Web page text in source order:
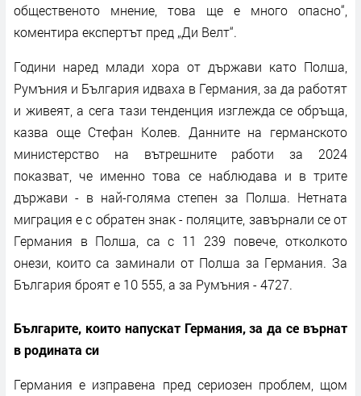
общественото мнение, това ще е много опасно“,
коментира експертът пред „Ди Велт“.
Години наред млади хора от държави като Полша,
Румъния и България идваха в Германия, за да работят
и живеят, а сега тази тенденция изглежда се обръща,
казва още Стефан Колев. Данните на германското
министерство на вътрешните работи за 2024
показват, че именно това се наблюдава и в трите
държави - в най-голяма степен за Полша. Нетната
миграция е с обратен знак - поляците, завърнали се от
Германия в Полша, са с 11 239 повече, отколкото
онези, които са заминали от Полша за Германия. За
България броят е 10 555, а за Румъния - 4727.
Българите, които напускат Германия, за да се върнат
в родината си
Германия е изправена пред сериозен проблем, щом